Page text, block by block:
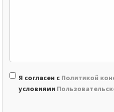
Я согласен с Политикой
условиями